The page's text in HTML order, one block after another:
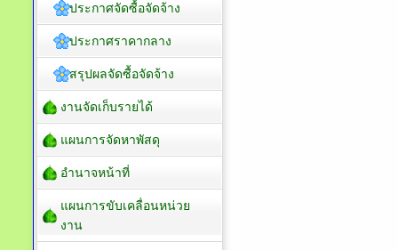
ประกาศจัดซื้อจัดจ้าง
ประกาศราคากลาง
สรุปผลจัดซื้อจัดจ้าง
งานจัดเก็บรายได้
แผนการจัดหาพัสดุ
อำนาจหน้าที่
แผนการขับเคลื่อนหน่วย
งาน